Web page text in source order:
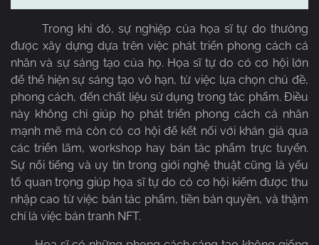
Trong khi đó, sự nghiệp của họa sĩ tự do thường
được xây dựng dựa trên việc phát triển phong cách cá
nhân và sự sáng tạo của họ. Họa sĩ tự do có cơ hội lớn
để thể hiện sự sáng tạo vô hạn, từ việc lựa chọn chủ đề,
phong cách, đến chất liệu sử dụng trong tác phẩm. Điều
này không chỉ giúp họ phát triển phong cách cá nhân
mạnh mẽ mà còn có cơ hội để kết nối với khán giả qua
các triển lãm, workshop hay bán tác phẩm trực tuyến.
Sự nổi tiếng và uy tín trong giới nghệ thuật cũng là yếu
tố quan trọng giúp họa sĩ tự do có cơ hội kiếm được thu
nhập cao từ việc bán tác phẩm, tiền bản quyền, và thậm
chí là việc bán tranh NFT.